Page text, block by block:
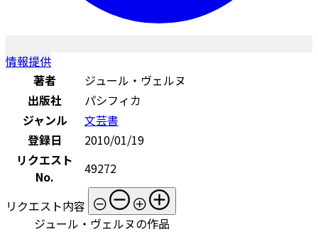
情報提供
著者
ジュール・ヴェルヌ
出版社
パシフィカ
ジャンル
文芸書
登録日
2010/01/19
リクエスト
No.
49272
リクエスト内容
ジュール・ヴェルヌの作品